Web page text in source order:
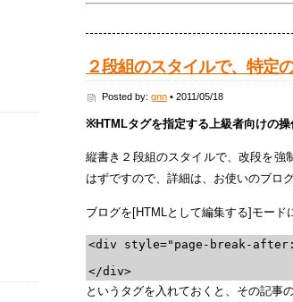
２段組のスタイルで、特定
Posted by: gnn• 2011/05/18
※HTMLタグを指定する上級者向けの操
縦書き２段組のスタイルで、改段を強
はずですので、詳細は、お使いのブロ
ブログを[HTMLとして編集する]モー
<div style="page-break-
</div>
というタグを入れておくと、その記事